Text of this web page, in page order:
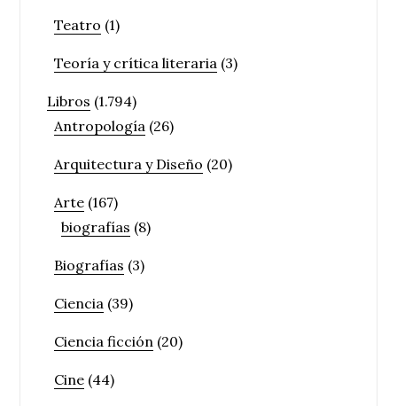
Teatro (1)
Teoría y crítica literaria (3)
Libros (1.794)
Antropología (26)
Arquitectura y Diseño (20)
Arte (167)
biografías (8)
Biografías (3)
Ciencia (39)
Ciencia ficción (20)
Cine (44)